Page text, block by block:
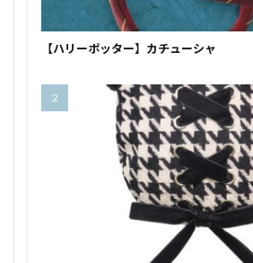
【ハリーポッター】カチューシャ